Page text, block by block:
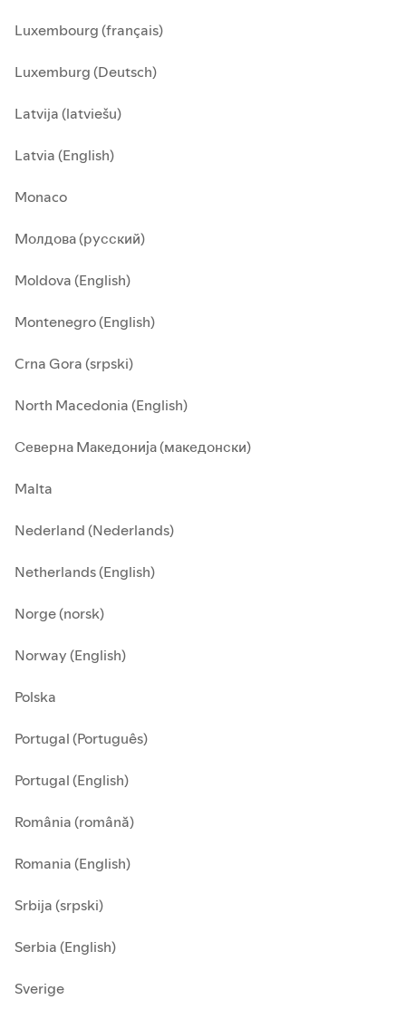
Luxembourg (français)
Luxemburg (Deutsch)
Latvija (latviešu)
Latvia (English)
Monaco
Молдова (русский)
Moldova (English)
Montenegro (English)
Crna Gora (srpski)
North Macedonia (English)
Северна Македонија (македонски)
Malta
Nederland (Nederlands)
Netherlands (English)
Norge (norsk)
Norway (English)
Polska
Portugal (Português)
Portugal (English)
România (română)
Romania (English)
Srbija (srpski)
Serbia (English)
Sverige